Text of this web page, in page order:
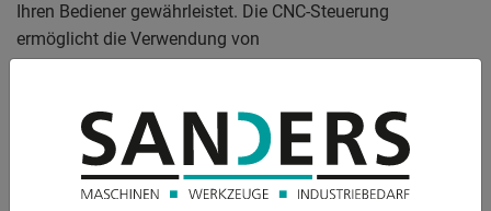
Ihren Bediener gewährleistet. Die CNC-Steuerung
ermöglicht die Verwendung von
sind. Nach Auswahl der maximalen Dicke & Materialart
wird der optimale
Schnittspalt & Schnittwinkel automatisch per CNC
Steuerung elekro-hydraulisch